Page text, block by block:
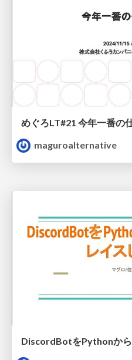
めぐろLT#21 今年一番の
maguroalternative
DiscordBotをPythonか